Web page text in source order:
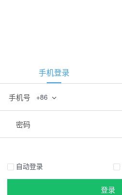
手机登录
手机号 +86
密码
自动登录
登录